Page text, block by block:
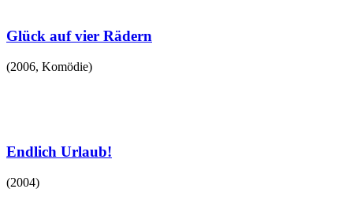
Glück auf vier Rädern
(2006, Komödie)
Endlich Urlaub!
(2004)